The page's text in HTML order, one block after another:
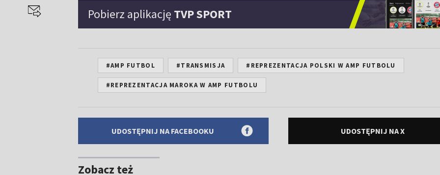
Pobierz aplikację TVP SPORT
#AMP FUTBOL #TRANSMISJA #REPREZENTACJA POLSKI W AMP FUTBOLU
#REPREZENTACJA MAROKA W AMP FUTBOLU
UDOSTĘPNIJ NA FACEBOOKU UDOSTĘPNIJ NA X
Zobacz też